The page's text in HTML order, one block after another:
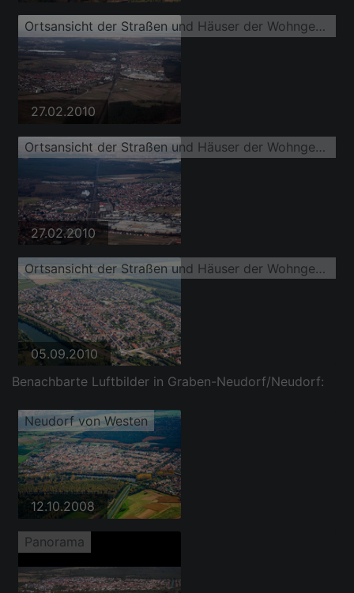
Ortsansicht der Straßen und Häuser der Wohngebiete
27.02.2010
Ortsansicht der Straßen und Häuser der Wohngebiete
27.02.2010
Ortsansicht der Straßen und Häuser der Wohngebiete
05.09.2010
Benachbarte Luftbilder in Graben-Neudorf/Neudorf:
Neudorf von Westen
12.10.2008
Panorama